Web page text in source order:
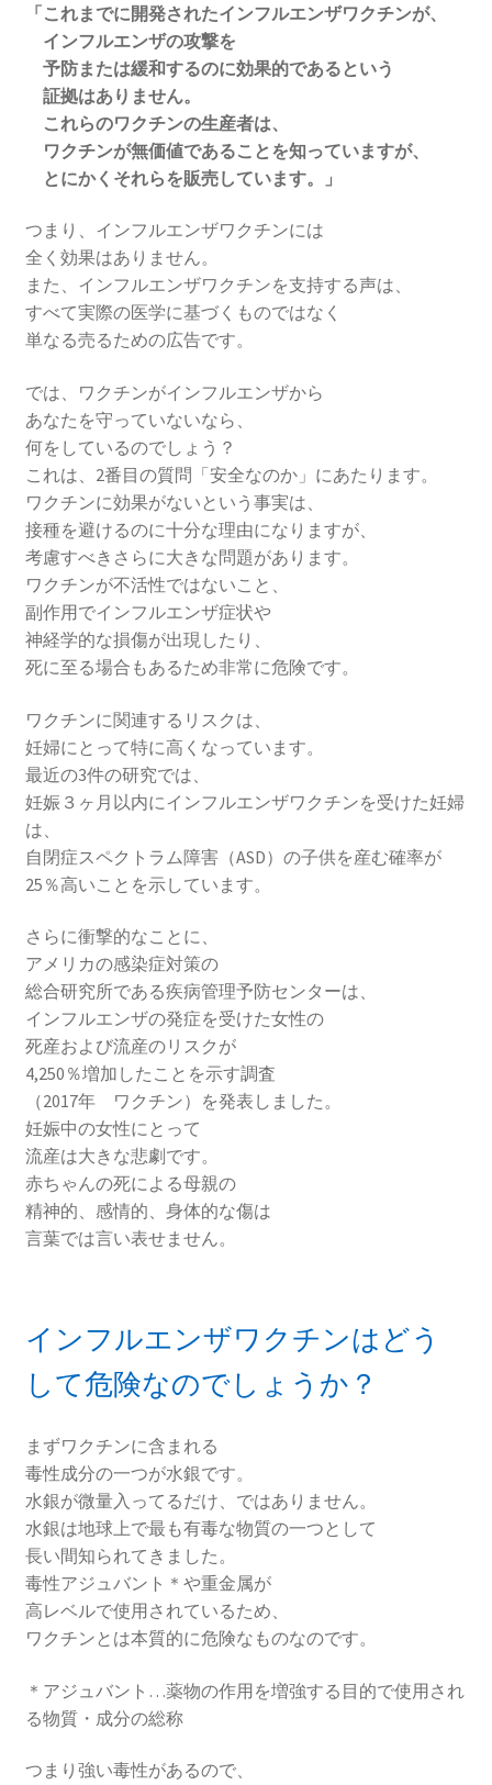
「これまでに開発されたインフルエンザワクチンが、
インフルエンザの攻撃を
予防または緩和するのに効果的であるという
証拠はありません。
これらのワクチンの生産者は、
ワクチンが無価値であることを知っていますが、
とにかくそれらを販売しています。」
つまり、インフルエンザワクチンには
全く効果はありません。
また、インフルエンザワクチンを支持する声は、
すべて実際の医学に基づくものではなく
単なる売るための広告です。
では、ワクチンがインフルエンザから
あなたを守っていないなら、
何をしているのでしょう？
これは、2番目の質問「安全なのか」にあたります。
ワクチンに効果がないという事実は、
接種を避けるのに十分な理由になりますが、
考慮すべきさらに大きな問題があります。
ワクチンが不活性ではないこと、
副作用でインフルエンザ症状や
神経学的な損傷が出現したり、
死に至る場合もあるため非常に危険です。
ワクチンに関連するリスクは、
妊婦にとって特に高くなっています。
最近の3件の研究では、
妊娠３ヶ月以内にインフルエンザワクチンを受けた妊婦
は、
自閉症スペクトラム障害（ASD）の子供を産む確率が
25％高いことを示しています。
さらに衝撃的なことに、
アメリカの感染症対策の
総合研究所である疾病管理予防センターは、
インフルエンザの発症を受けた女性の
死産および流産のリスクが
4,250％増加したことを示す調査
（2017年 ワクチン）を発表しました。
妊娠中の女性にとって
流産は大きな悲劇です。
赤ちゃんの死による母親の
精神的、感情的、身体的な傷は
言葉では言い表せません。
インフルエンザワクチンはどう
して危険なのでしょうか？
まずワクチンに含まれる
毒性成分の一つが水銀です。
水銀が微量入ってるだけ、ではありません。
水銀は地球上で最も有毒な物質の一つとして
長い間知られてきました。
毒性アジュバント＊や重金属が
高レベルで使用されているため、
ワクチンとは本質的に危険なものなのです。
＊アジュバント…薬物の作用を増強する目的で使用され
る物質・成分の総称
つまり強い毒性があるので、